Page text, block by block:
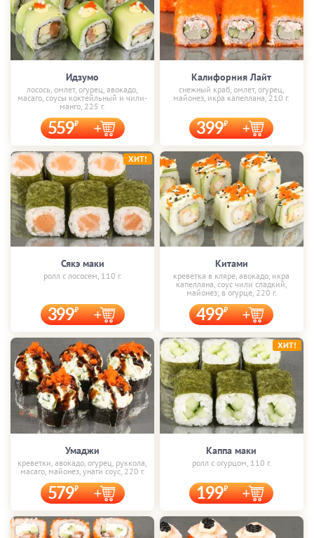
Идзумо
лосось, омлет, огурец, авокадо,
масаго, соусы коктейльный и чили-
манго, 225 г.
559
Калифорния Лайт
снежный краб, омлет, огурец,
майонез, икра капеллана, 210 г.
399
Сякэ маки
ролл с лососем, 110 г.
399
ХИТ!
Китами
креветка в кляре, авокадо, икра
капеллана, соус чили сладкий,
майонез; в огурце, 220 г.
499
Умаджи
креветки, авокадо, огурец, руккола,
масаго, майонез, унаги соус, 220 г.
579
Каппа маки
ролл с огурцом, 110 г.
199
ХИТ!